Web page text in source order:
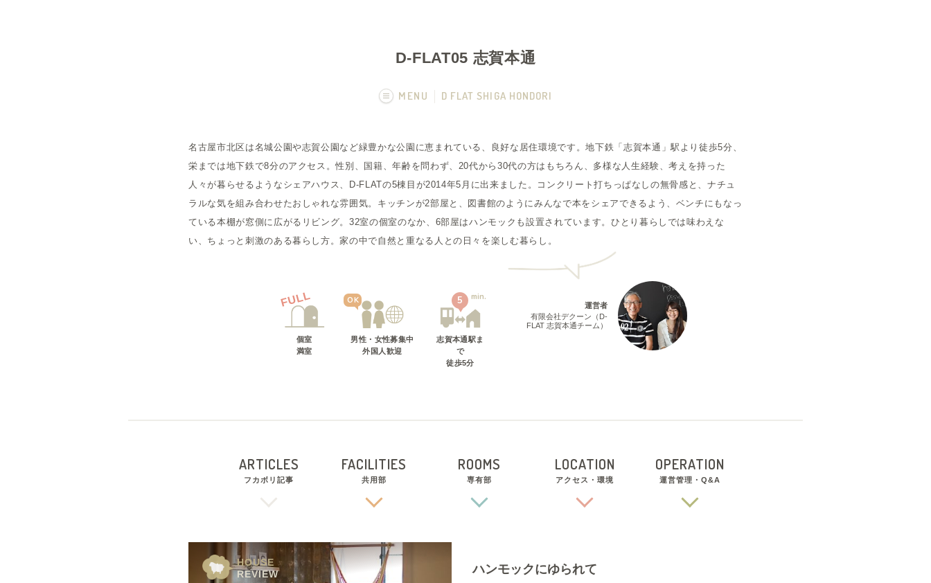
D-FLAT05 志賀本通
MENU D FLAT SHIGA HONDORI
運営者 フカボリ記事
名古屋市北区は名城公園や志賀公園など緑豊かな公園に恵まれている、良好な居住環境です。地下鉄「志賀本通」駅より徒歩5分、
栄までは地下鉄で8分のアクセス。性別、国籍、年齢を問わず、20代から30代の方はもちろん、多様な人生経験、考えを持った
人々が暮らせるようなシェアハウス、D-FLATの5棟目が2014年5月に出来ました。コンクリート打ちっぱなしの無骨感と、ナチュ
ラルな気を組み合わせたおしゃれな雰囲気。キッチンが2部屋と、図書館のようにみんなで本をシェアできるよう、ベンチにもなっ
ている本棚が窓側に広がるリビング。32室の個室のなか、6部屋はハンモックも設置されています。ひとり暮らしでは味わえな
い、ちょっと刺激のある暮らし方。家の中で自然と重なる人との日々を楽しむ暮らし。
FULL
個室
満室
OK
男性・女性募集中
外国人歓迎
5 min.
志賀本通駅ま
で
徒歩5分
運営者
有限会社デクーン（D-
FLAT 志賀本通チーム）
ARTICLES
フカボリ記事
FACILITIES
共用部
ROOMS
専有部
LOCATION
アクセス・環境
OPERATION
運営管理・Q&A
HOUSE
REVIEW
ハンモックにゆられて